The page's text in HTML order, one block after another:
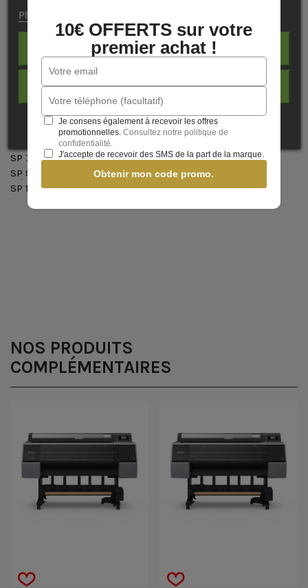
SP 4000C8
SP 4800 / 4880
SP 7800 / 7880
SP 7900
SP 9600 / 10600
SP 9800 / 9880
SP 9900
SP 4400 / 4450
SP 7400 / 7450
SP 9400 / 9450
SP 11880
NOS PRODUITS
COMPLÉMENTAIRES
Plus d'informations
REJETER TOUT
J'ACCEPTE
10€ OFFERTS sur votre
premier achat !
Je consens également à recevoir les offres
promotionnelles. Consultez notre politique de
confidentialité.
J'accepte de recevoir des SMS de la part de la marque.
Obtenir mon code promo.